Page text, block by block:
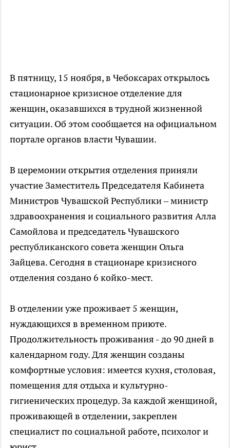
В пятницу, 15 ноября, в Чебоксарах открылось
стационарное кризисное отделение для
женщин, оказавшихся в трудной жизненной
ситуации. Об этом сообщается на официальном
портале органов власти Чувашии.
В церемонии открытия отделения приняли
участие Заместитель Председателя Кабинета
Министров Чувашской Республики – министр
здравоохранения и социального развития Алла
Самойлова и председатель Чувашского
республиканского совета женщин Ольга
Зайцева. Сегодня в стационаре кризисного
отделения создано 6 койко-мест.
В отделении уже проживает 5 женщин,
нуждающихся в временном приюте.
Продолжительность проживания - до 90 дней в
календарном году. Для женщин созданы
комфортные условия: имеется кухня, столовая,
помещения для отдыха и культурно-
гигиенических процедур. За каждой женщиной,
проживающей в отделении, закреплен
специалист по социальной работе, психолог и